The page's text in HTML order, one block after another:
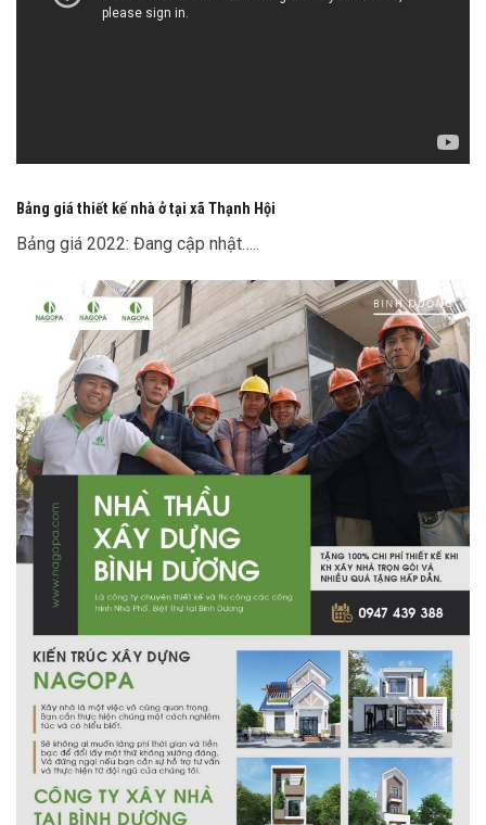
Bảng giá thiết kế nhà ở tại xã Thạnh Hội
Bảng giá 2022: Đang cập nhật…..